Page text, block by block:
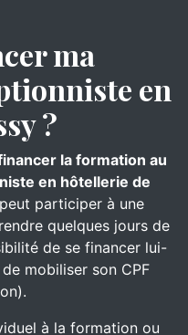
ma
en
?
la formation au
en hôtellerie de
participer à une
quelques jours de
de se financer lui-
mobiliser son CPF
à la formation ou